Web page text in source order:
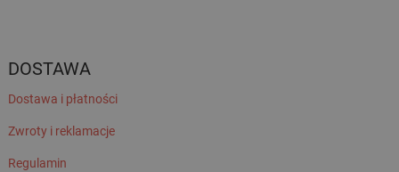
DOSTAWA
Dostawa i płatności
Zwroty i reklamacje
Regulamin